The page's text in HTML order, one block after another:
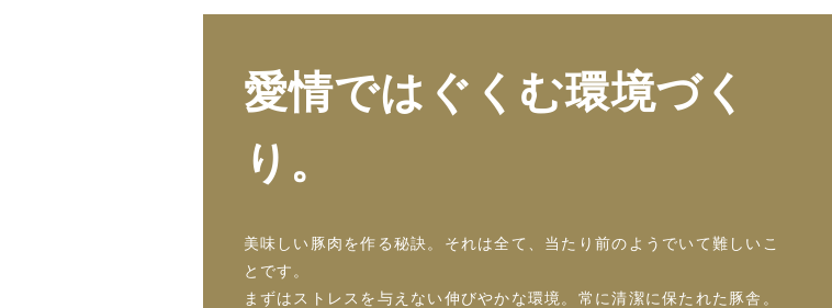
愛情ではぐくむ環境づく
り。
美味しい豚肉を作る秘訣。それは全て、当たり前のようでいて難しいこ
とです。
まずはストレスを与えない伸びやかな環境。常に清潔に保たれた豚舎。